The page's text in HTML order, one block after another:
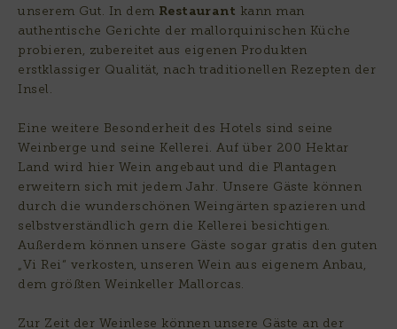
unserem Gut. In dem Restaurant kann man
authentische Gerichte der mallorquinischen Küche
probieren, zubereitet aus eigenen Produkten
erstklassiger Qualität, nach traditionellen Rezepten der
Insel.
Eine weitere Besonderheit des Hotels sind seine
Weinberge und seine Kellerei. Auf über 200 Hektar
Land wird hier Wein angebaut und die Plantagen
erweitern sich mit jedem Jahr. Unsere Gäste können
durch die wunderschönen Weingärten spazieren und
selbstverständlich gern die Kellerei besichtigen.
Außerdem können unsere Gäste sogar gratis den guten
„Vi Rei“ verkosten, unseren Wein aus eigenem Anbau,
dem größten Weinkeller Mallorcas.
Zur Zeit der Weinlese können unsere Gäste an der